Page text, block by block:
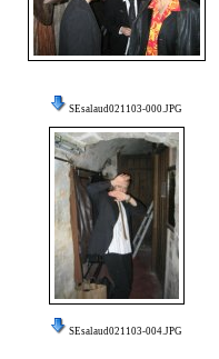
SEsalaud021103-000.JPG
SEsalaud021103-004.JPG